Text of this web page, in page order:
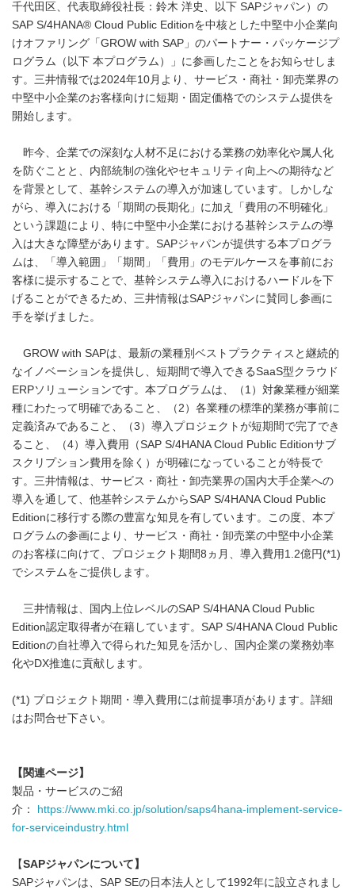
千代田区、代表取締役社長：鈴木 洋史、以下 SAPジャパン）の
SAP S/4HANA® Cloud Public Editionを中核とした中堅中小企業向
けオファリング「GROW with SAP」のパートナー・パッケージプ
ログラム（以下 本プログラム）」に参画したことをお知らせしま
す。三井情報では2024年10月より、サービス・商社・卸売業界の
中堅中小企業のお客様向けに短期・固定価格でのシステム提供を
開始します。
昨今、企業での深刻な人材不足における業務の効率化や属人化
を防ぐことと、内部統制の強化やセキュリティ向上への期待など
を背景として、基幹システムの導入が加速しています。しかしな
がら、導入における「期間の長期化」に加え「費用の不明確化」
という課題により、特に中堅中小企業における基幹システムの導
入は大きな障壁があります。SAPジャパンが提供する本プログラ
ムは、「導入範囲」「期間」「費用」のモデルケースを事前にお
客様に提示することで、基幹システム導入におけるハードルを下
げることができるため、三井情報はSAPジャパンに賛同し参画に
手を挙げました。
GROW with SAPは、最新の業種別ベストプラクティスと継続的
なイノベーションを提供し、短期間で導入できるSaaS型クラウド
ERPソリューションです。本プログラムは、（1）対象業種が細業
種にわたって明確であること、（2）各業種の標準的業務が事前に
定義済みであること、（3）導入プロジェクトが短期間で完了でき
ること、（4）導入費用（SAP S/4HANA Cloud Public Editionサブ
スクリプション費用を除く）が明確になっていることが特長で
す。三井情報は、サービス・商社・卸売業界の国内大手企業への
導入を通して、他基幹システムからSAP S/4HANA Cloud Public
Editionに移行する際の豊富な知見を有しています。この度、本プ
ログラムの参画により、サービス・商社・卸売業の中堅中小企業
のお客様に向けて、プロジェクト期間8ヵ月、導入費用1.2億円(*1)
でシステムをご提供します。
三井情報は、国内上位レベルのSAP S/4HANA Cloud Public
Edition認定取得者が在籍しています。SAP S/4HANA Cloud Public
Editionの自社導入で得られた知見を活かし、国内企業の業務効率
化やDX推進に貢献します。
(*1) プロジェクト期間・導入費用には前提事項があります。詳細
はお問合せ下さい。
【関連ページ】
製品・サービスのご紹
介：
https://www.mki.co.jp/solution/saps4hana-implement-service-
for-serviceindustry.html
【SAPジャパンについて】
SAPジャパンは、SAP SEの日本法人として1992年に設立されまし